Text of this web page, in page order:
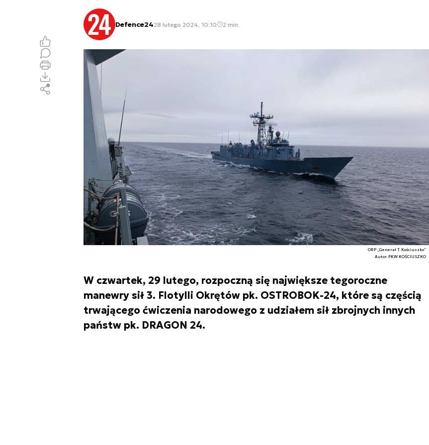
Defence2428 lutego 2024, 10:10 2 min.
ORP ,,Generał T. Kościuszko”
Autor. PKW KOŚCIUSZKO
W czwartek, 29 lutego, rozpoczną się największe tegoroczne
manewry sił 3. Flotylli Okrętów pk. OSTROBOK-24, które są częścią
trwającego ćwiczenia narodowego z udziałem sił zbrojnych innych
państw pk. DRAGON 24.